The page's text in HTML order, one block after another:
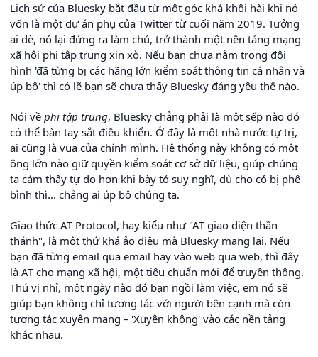
Lịch sử của Bluesky bắt đầu từ một góc khá khôi hài khi nó
vốn là một dự án phụ của Twitter từ cuối năm 2019. Tưởng
ai dè, nó lại đứng ra làm chủ, trở thành một nền tảng mạng
xã hội phi tập trung xịn xò. Nếu bạn chưa nằm trong đội
hình 'đã từng bị các hãng lớn kiểm soát thông tin cá nhân và
úp bô' thì có lẽ bạn sẽ chưa thấy Bluesky đáng yêu thế nào.
Nói về phi tập trung, Bluesky chẳng phải là một sếp nào đó
có thể bàn tay sắt điều khiển. Ở đây là một nhà nước tự trị,
ai cũng là vua của chính mình. Hệ thống này không có một
ông lớn nào giữ quyền kiểm soát cơ sở dữ liệu, giúp chúng
ta cảm thấy tự do hơn khi bày tỏ suy nghĩ, dù cho có bị phê
bình thì... chẳng ai úp bô chúng ta.
Giao thức AT Protocol, hay kiểu như "AT giao diện thần
thánh", là một thứ khá ảo diệu mà Bluesky mang lại. Nếu
bạn đã từng email qua email hay vào web qua web, thì đây
là AT cho mạng xã hội, một tiêu chuẩn mới để truyền thông.
Thú vị nhỉ, một ngày nào đó bạn ngồi làm việc, em nó sẽ
giúp bạn không chỉ tương tác với người bên cạnh mà còn
tương tác xuyên mạng – 'Xuyên không' vào các nền tảng
khác nhau.